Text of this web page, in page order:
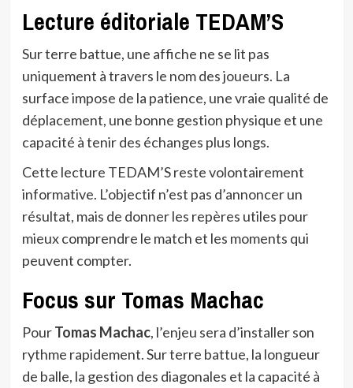
Lecture éditoriale TEDAM’S
Sur terre battue, une affiche ne se lit pas
uniquement à travers le nom des joueurs. La
surface impose de la patience, une vraie qualité de
déplacement, une bonne gestion physique et une
capacité à tenir des échanges plus longs.
Cette lecture TEDAM’S reste volontairement
informative. L’objectif n’est pas d’annoncer un
résultat, mais de donner les repères utiles pour
mieux comprendre le match et les moments qui
peuvent compter.
Focus sur Tomas Machac
PourTomas Machac, l’enjeu sera d’installer son
rythme rapidement. Sur terre battue, la longueur
de balle, la gestion des diagonales et la capacité à